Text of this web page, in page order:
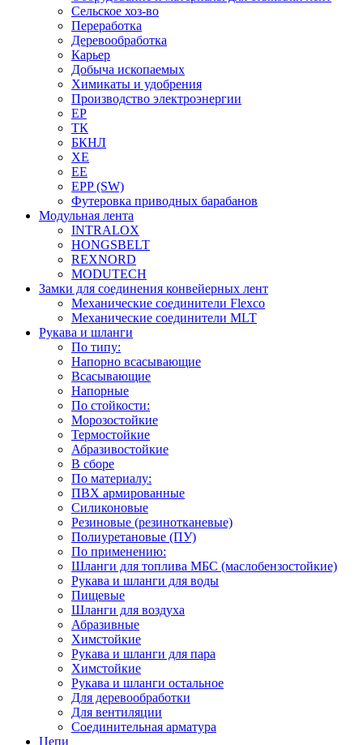
Сельское хоз-во
Переработка
Деревообработка
Карьер
Добыча ископаемых
Химикаты и удобрения
Производство электроэнергии
EP
ТК
БКНЛ
XE
EE
EPP (SW)
Футеровка приводных барабанов
Модульная лента
INTRALOX
HONGSBELT
REXNORD
MODUTECH
Замки для соединения конвейерных лент
Механические соединители Flexco
Механические соединители MLT
Рукава и шланги
По типу:
Напорно всасывающие
Всасывающие
Напорные
По стойкости:
Морозостойкие
Термостойкие
Абразивостойкие
В сборе
По материалу:
ПВХ армированные
Силиконовые
Резиновые (резинотканевые)
Полиуретановые (ПУ)
По применению:
Шланги для топлива МБС (маслобензостойкие)
Рукава и шланги для воды
Пищевые
Шланги для воздуха
Абразивные
Химстойкие
Рукава и шланги для пара
Химстойкие
Рукава и шланги остальное
Для деревообработки
Для вентиляции
Соединительная арматура
Цепи